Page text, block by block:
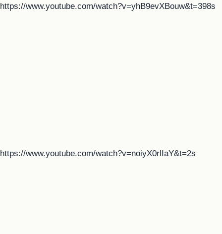
https://www.youtube.com/watch?v=yhB9evXBouw&t=398s
https://www.youtube.com/watch?v=noiyX0rlIaY&t=2s